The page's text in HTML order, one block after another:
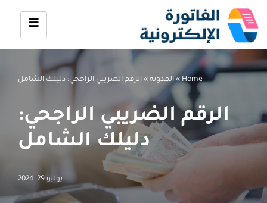
تخطى
المحتوى
Home
»المدونة » الرقم الضريبي الراجحي: دليلك الشامل
الرقم الضريبي الراجحي:
دليلك الشامل
يوليو 29, 2024